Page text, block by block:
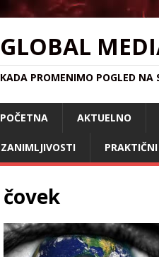
GLOBAL
KADA PROMENIMO POGLED NA
POČETNA AKTUELNO
ZANIMLJIVOSTI
‎čovek‬